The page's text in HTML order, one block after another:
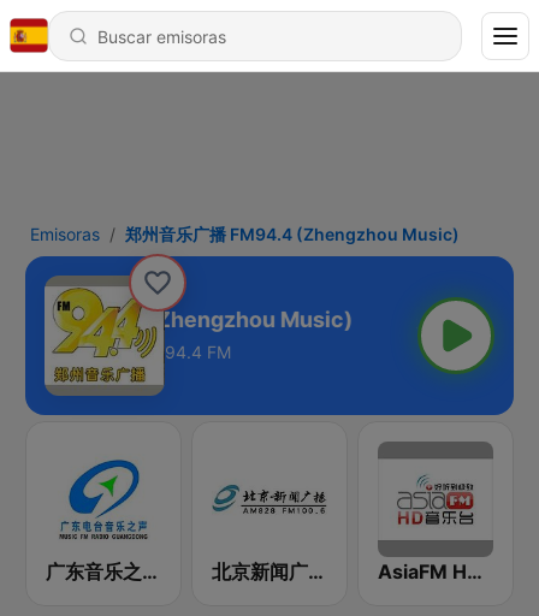
Emisoras 郑州音乐广播 FM94.4 (Zhengzhou Music)
广播 FM94.4 (Zhengzhou Music)
94.4 FM
广东音乐之声 FM 99.3 (Guangdong Music) 北京新闻广播 100.6 (Beijing News Radio) AsiaFM HD音乐台